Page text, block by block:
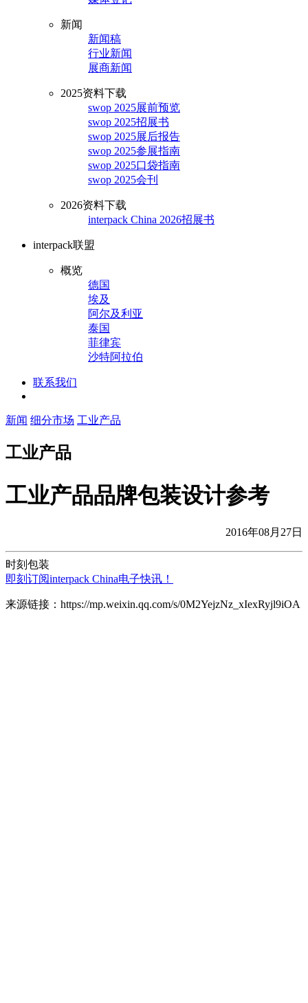
新闻
新闻稿
行业新闻
展商新闻
2025资料下载
swop 2025展前预览
swop 2025招展书
swop 2025展后报告
swop 2025参展指南
swop 2025口袋指南
swop 2025会刊
2026资料下载
interpack China 2026招展书
interpack联盟
概览
德国
埃及
阿尔及利亚
泰国
菲律宾
沙特阿拉伯
联系我们
新闻 细分市场 工业产品
工业产品
工业产品品牌包装设计参考
2016年08月27日
时刻包装
即刻订阅interpack China电子快讯！
来源链接：https://mp.weixin.qq.com/s/0M2YejzNz_xIexRyjl9iOA